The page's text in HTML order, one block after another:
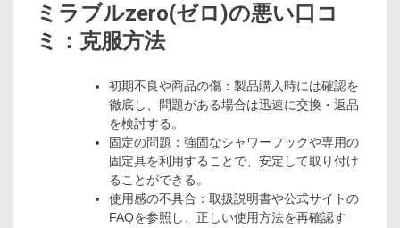
ミラブルzero(ゼロ)の悪い口コ
ミ：克服方法
初期不良や商品の傷：製品購入時には確認を
徹底し、問題がある場合は迅速に交換・返品
を検討する。
固定の問題：強固なシャワーフックや専用の
固定具を利用することで、安定して取り付け
ることができる。
使用感の不具合：取扱説明書や公式サイトの
FAQを参照し、正しい使用方法を再確認す